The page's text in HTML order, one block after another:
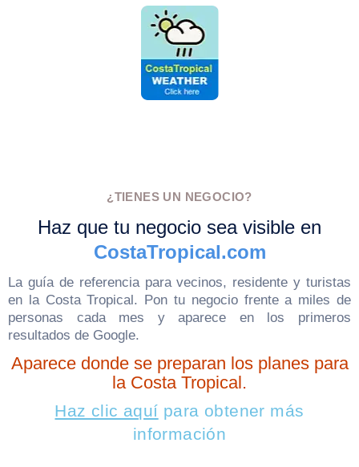
¿TIENES UN NEGOCIO?
Haz que tu negocio sea visible en
CostaTropical.com
La guía de referencia para vecinos, residente y turistas
en la Costa Tropical. Pon tu negocio frente a miles de
personas cada mes y aparece en los primeros
resultados de Google.
Aparece donde se preparan los planes para
la Costa Tropical.
Haz clic aquí para obtener más
información